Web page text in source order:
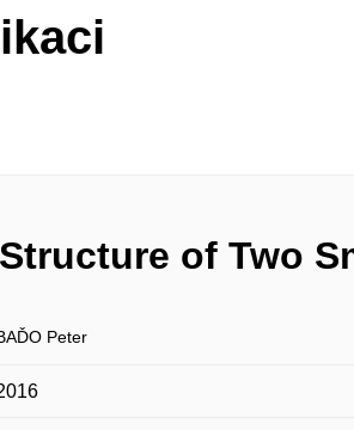
of Two
Peter